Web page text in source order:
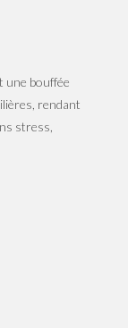
une bouffée
rendant
stress,